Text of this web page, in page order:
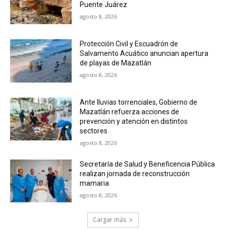
Puente Juárez
agosto 8, 2026
Protección Civil y Escuadrón de
Salvamento Acuático anuncian apertura
de playas de Mazatlán
agosto 8, 2026
Ante lluvias torrenciales, Gobierno de
Mazatlán refuerza acciones de
prevención y atención en distintos
sectores
agosto 8, 2026
Secretaría de Salud y Beneficencia Pública
realizan jornada de reconstrucción
mamaria
agosto 8, 2026
Cargar más